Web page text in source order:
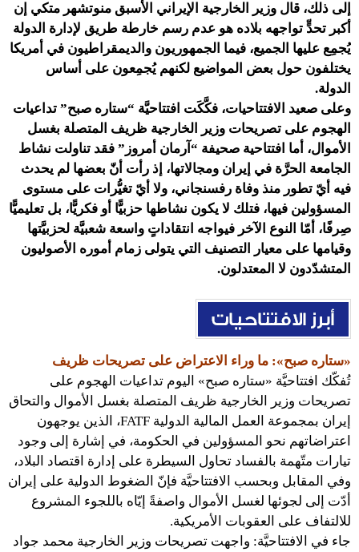
إلى ذلك، قال وزير الخارجية الإيراني الأسبق منوتشهر متكي إن
أكبر تحدٍّ تواجهه بلاده هو عدم رسم خارطة طريق لإدارة الدولة
يُجمِع عليها الجميع، فيما الجمهوريون والديمقراطيون في أمريكا
يختلفون حول بعض المواضيع لكنهم يُجمِعون على أساس
الدولة.
وعلى صعيد الافتتاحيات، فكَّكَت افتتاحيَّة “ستاره صبح” تداعيات
الهجوم على تصريحات وزير الخارجية ظريف المتصلة بغسل
الأموال، أما افتتاحية صحيفة “آرمان أمروز” فقد تناولت نشاط
الجامعة الحرَّة في إيران ومجالاتها، إذ رأت أنّ بعضها لم يحدث
فيه أيّ تطور منذ وفاة رفسنجاني، ولا أيّ تغيُّرات على مستوى
المسؤولين فيها، فتلك لا يكون نشاطها حزبيًّا أو فكريًّا، بل تعليميًّا
صِرفًا، أمّا النوع الآخر فيواجه انتقاداتٍ واسعة شعبيَّة لحزبيَّتها
وقيامها على معيار التصنيف التي يتولى زمام أموره الأصوليون
المتشدّدون لا المعتدلون.
«ستاره صبح»: ما وراء الاعتراض على تصريحات ظريف
تُفكّك افتتاحيَّة «ستاره صبح» اليوم تداعيات الهجوم على
تصريحات وزير الخارجية ظريف المتصلة بغسل الأموال والتحاق
إيران بمجموعة العمل المالية الدولية FATF، الذين يوجهون
اعتراضاتهم نحو المسؤولين في الحكومة، في إشارة إلى وجود
تيارات متّهمة بالفساد تحاول السيطرة على إدارة اقتصاد البلاد،
وفي المقابل وبحسب الافتتاحيَّة فإنّ الضغوط الدولية على إيران
أدّت إلى لجوئها لغسل الأموال واصفةً إيّاه باللجوء المشروع
للالتفاف على العقوبات الأمريكية.
جاء في الافتتاحيَّة: واجهت تصريحات وزير الخارجية محمد جواد